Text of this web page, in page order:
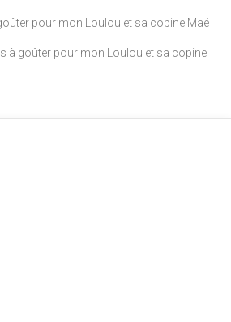
pour mon Loulou et sa copine Maé
à goûter pour mon Loulou et sa copine